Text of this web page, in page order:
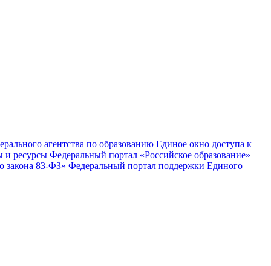
агентства по образованию Единое окно доступа к
и ресурсы Федеральный портал «Российское образование»
закона 83-ФЗ» Федеральный портал поддержки Единого